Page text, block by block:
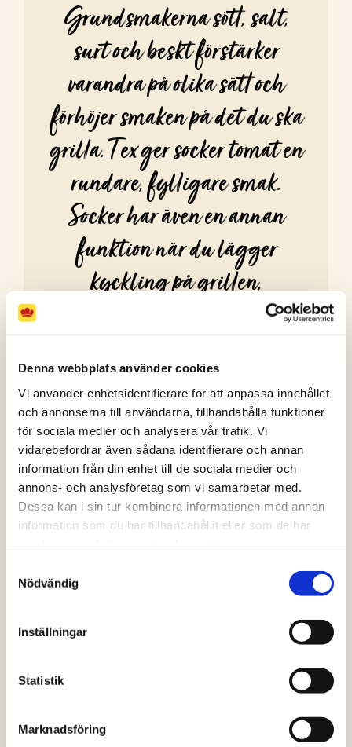
Denna webbplats använder cookies
Vi använder enhetsidentifierare för att anpassa innehållet
och annonserna till användarna, tillhandahålla funktioner
för sociala medier och analysera vår trafik. Vi
vidarebefordrar även sådana identifierare och annan
information från din enhet till de sociala medier och
annons- och analysföretag som vi samarbetar med.
Dessa kan i sin tur kombinera informationen med annan
information som du har tillhandahållit eller som de har
Nödvändig
Inställningar
Statistik
Marknadsföring
Grundsmakerna sött, salt,
surt och beskt förstärker
varandra på olika sätt och
förhöjer smaken på det du ska
grilla. T ex ger socker tomat en
rundare, fylligare smak.
Socker har även en annan
funktion när du lägger
kyckling på grillen,
nämligen att den ger det du
även med den femte
grundsmaken – umami.
Umami finns i t ex tomat,
svamp, sardeller och annan
fisk, tabasco, sojasås,
cayennepeppar, ketchup och
Experimentera gärna själv i köket och
färdas till olika världsdelar med
Använd även gärna funktionen ovanför
ingredienserna, för att variera antal